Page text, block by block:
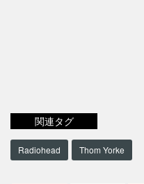
関連タグ
Radiohead Thom Yorke